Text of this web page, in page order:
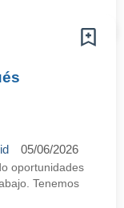
05/06/2026
oportunidades
Tenemos